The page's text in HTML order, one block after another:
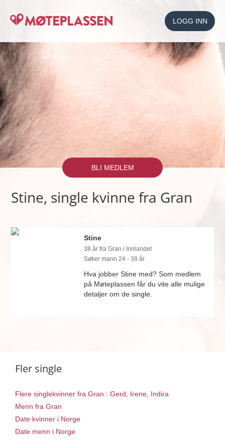
LOGG INN
BLI MEDLEM
Stine, single kvinne fra Gran
Stine
38 år fra Gran i Innlandet
Søker mann 24 - 38 år
Hva jobber Stine med? Som medlem
på Møteplassen får du vite alle mulige
detaljer om de single.
Fler single
Flere singlekvinner fra Gran : Gerd Irene Indira
Menn fra Gran
Date kvinner i Norge
Date menn i Norge